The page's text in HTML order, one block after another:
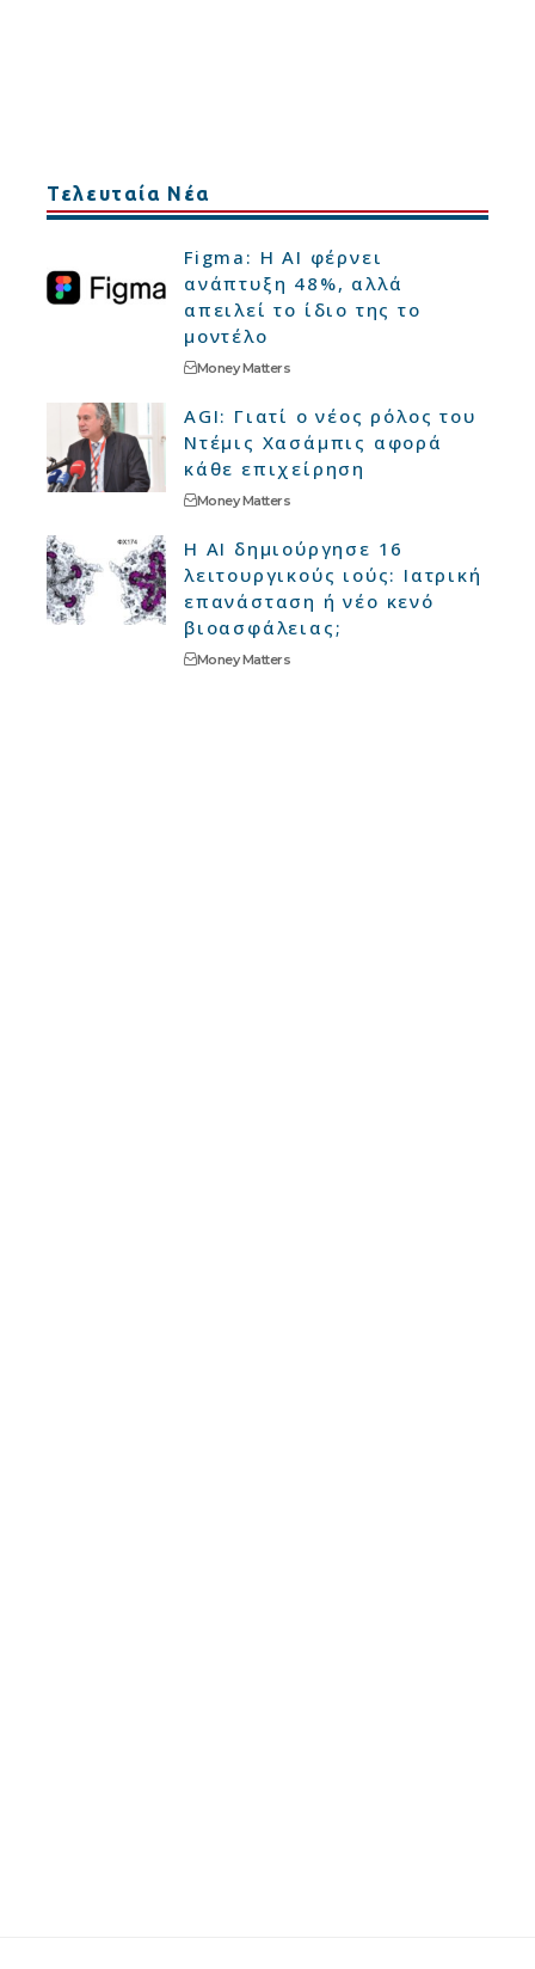
Τελευταία Νέα
Figma: Η AI φέρνει
ανάπτυξη 48%, αλλά
απειλεί το ίδιο της το
μοντέλο
Money Matters
AGI: Γιατί ο νέος ρόλος του
Ντέμις Χασάμπις αφορά
κάθε επιχείρηση
Money Matters
Η AI δημιούργησε 16
λειτουργικούς ιούς: Ιατρική
επανάσταση ή νέο κενό
βιοασφάλειας;
Money Matters